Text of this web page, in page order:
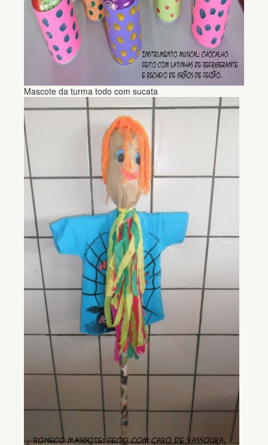
Mascote da turma todo com sucata